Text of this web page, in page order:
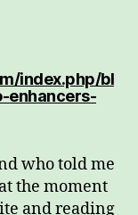
index.php/bl
enhancers-
who told me
the moment
and reading